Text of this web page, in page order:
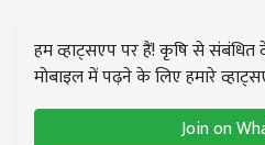
हम व्हाट्सएप पर हैं! कृषि से
मोबाइल में पढ़ने के लिए हमारे
Join on